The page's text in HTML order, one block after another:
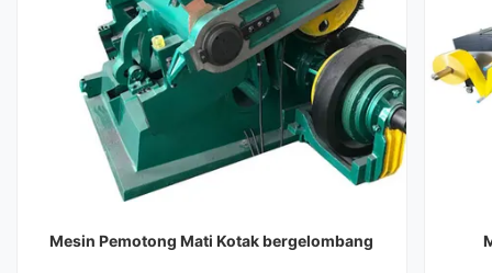
Mesin Pemotong Mati Kotak bergelombang